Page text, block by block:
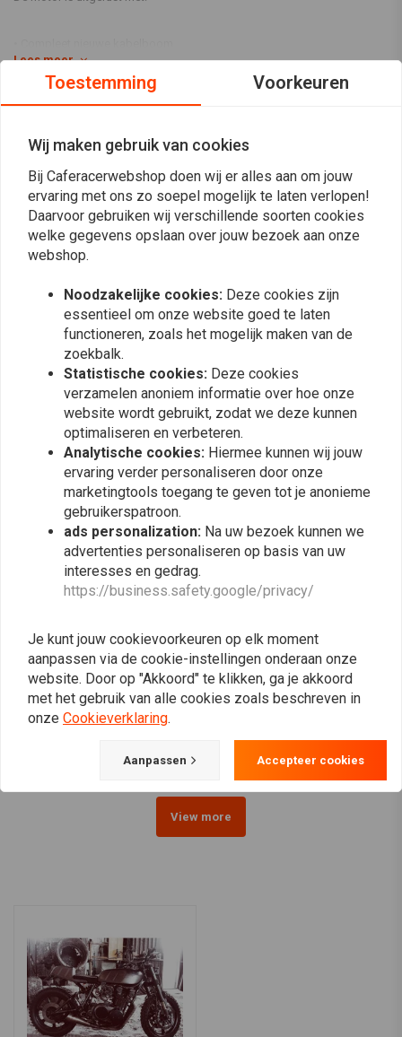
• Nieuwe pakkingen in motorblok, cardan en de remmen
• Nieuwe remleidingen van Hel
• Nieuwe verlichtingen
• Custom clip-ons
• Nieuwe Tarozzo remschakel set
• Nieuw paar DNA lucht filters
• Nieuwe stuur schakelaars van Motone
Nieuw gashendel set van Daytona
• Nieuwe veringen
• Nieuwe motogadget basic besturingssysteem/ silent hektik
systeem
Nieuwe Motoscope pro teller
Nieuwe elektronische gelijkrichter/regelaar
• Nieuwe gel accu 22 Ah
• Nieuwe tank
En nog wat andere kleine dingen, maar goed allemaal leuk en
aardig, maar rijd de motor ook goed?! Nou en of als een beest,
trekt goed op en heeft een prachtig sterk geluid! Neem vooral
Het frame zelf is na de veering afgeslepen en aangepast naar een
goed kwaliteit sport frame!
Het custom zitje, gemaakt van kunstleer (kan dus tegen water), is
makkelijk afneembaar dooormiddel van een zadelslot.
Het hele frame is professioneel gespoten door een spuiter. De
De vraagprijs is 6500,- ,bieden mag!
Lees meer
Vergelijkbare producten
TANK CURE
Brandstof
tankbehandelingsset
(roest / reiniger / sealer)
€49,95
dB-Killers Type 3
(Selecteer Diameter)
View more
Toestemming Voorkeuren
Wij maken gebruik van cookies
Bij Caferacerwebshop doen wij er alles aan om jouw
ervaring met ons zo soepel mogelijk te laten verlopen!
Daarvoor gebruiken wij verschillende soorten cookies
welke gegevens opslaan over jouw bezoek aan onze
webshop.
Noodzakelijke cookies: Deze cookies zijn
essentieel om onze website goed te laten
functioneren, zoals het mogelijk maken van de
zoekbalk.
Statistische cookies: Deze cookies
verzamelen anoniem informatie over hoe onze
website wordt gebruikt, zodat we deze kunnen
optimaliseren en verbeteren.
Analytische cookies: Hiermee kunnen wij jouw
ervaring verder personaliseren door onze
marketingtools toegang te geven tot je anonieme
gebruikerspatroon.
ads personalization: Na uw bezoek kunnen we
advertenties personaliseren op basis van uw
interesses en gedrag.
https://business.safety.google/privacy/
Je kunt jouw cookievoorkeuren op elk moment
aanpassen via de cookie-instellingen onderaan onze
website. Door op "Akkoord" te klikken, ga je akkoord
met het gebruik van alle cookies zoals beschreven in
onze Cookieverklaring.
Aanpassen Accepteer cookies